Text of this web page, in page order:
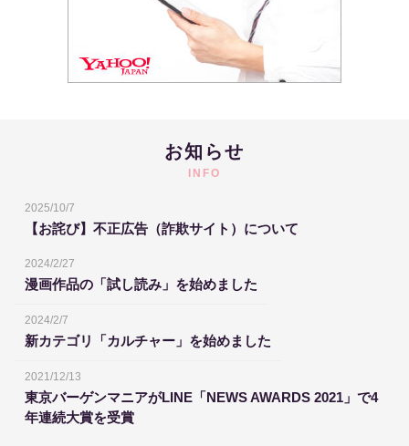
お知らせ
INFO
2025/10/7
【お詫び】不正広告（詐欺サイト）について
2024/2/27
漫画作品の「試し読み」を始めました
2024/2/7
新カテゴリ「カルチャー」を始めました
2021/12/13
東京バーゲンマニアがLINE「NEWS AWARDS 2021」で4
年連続大賞を受賞